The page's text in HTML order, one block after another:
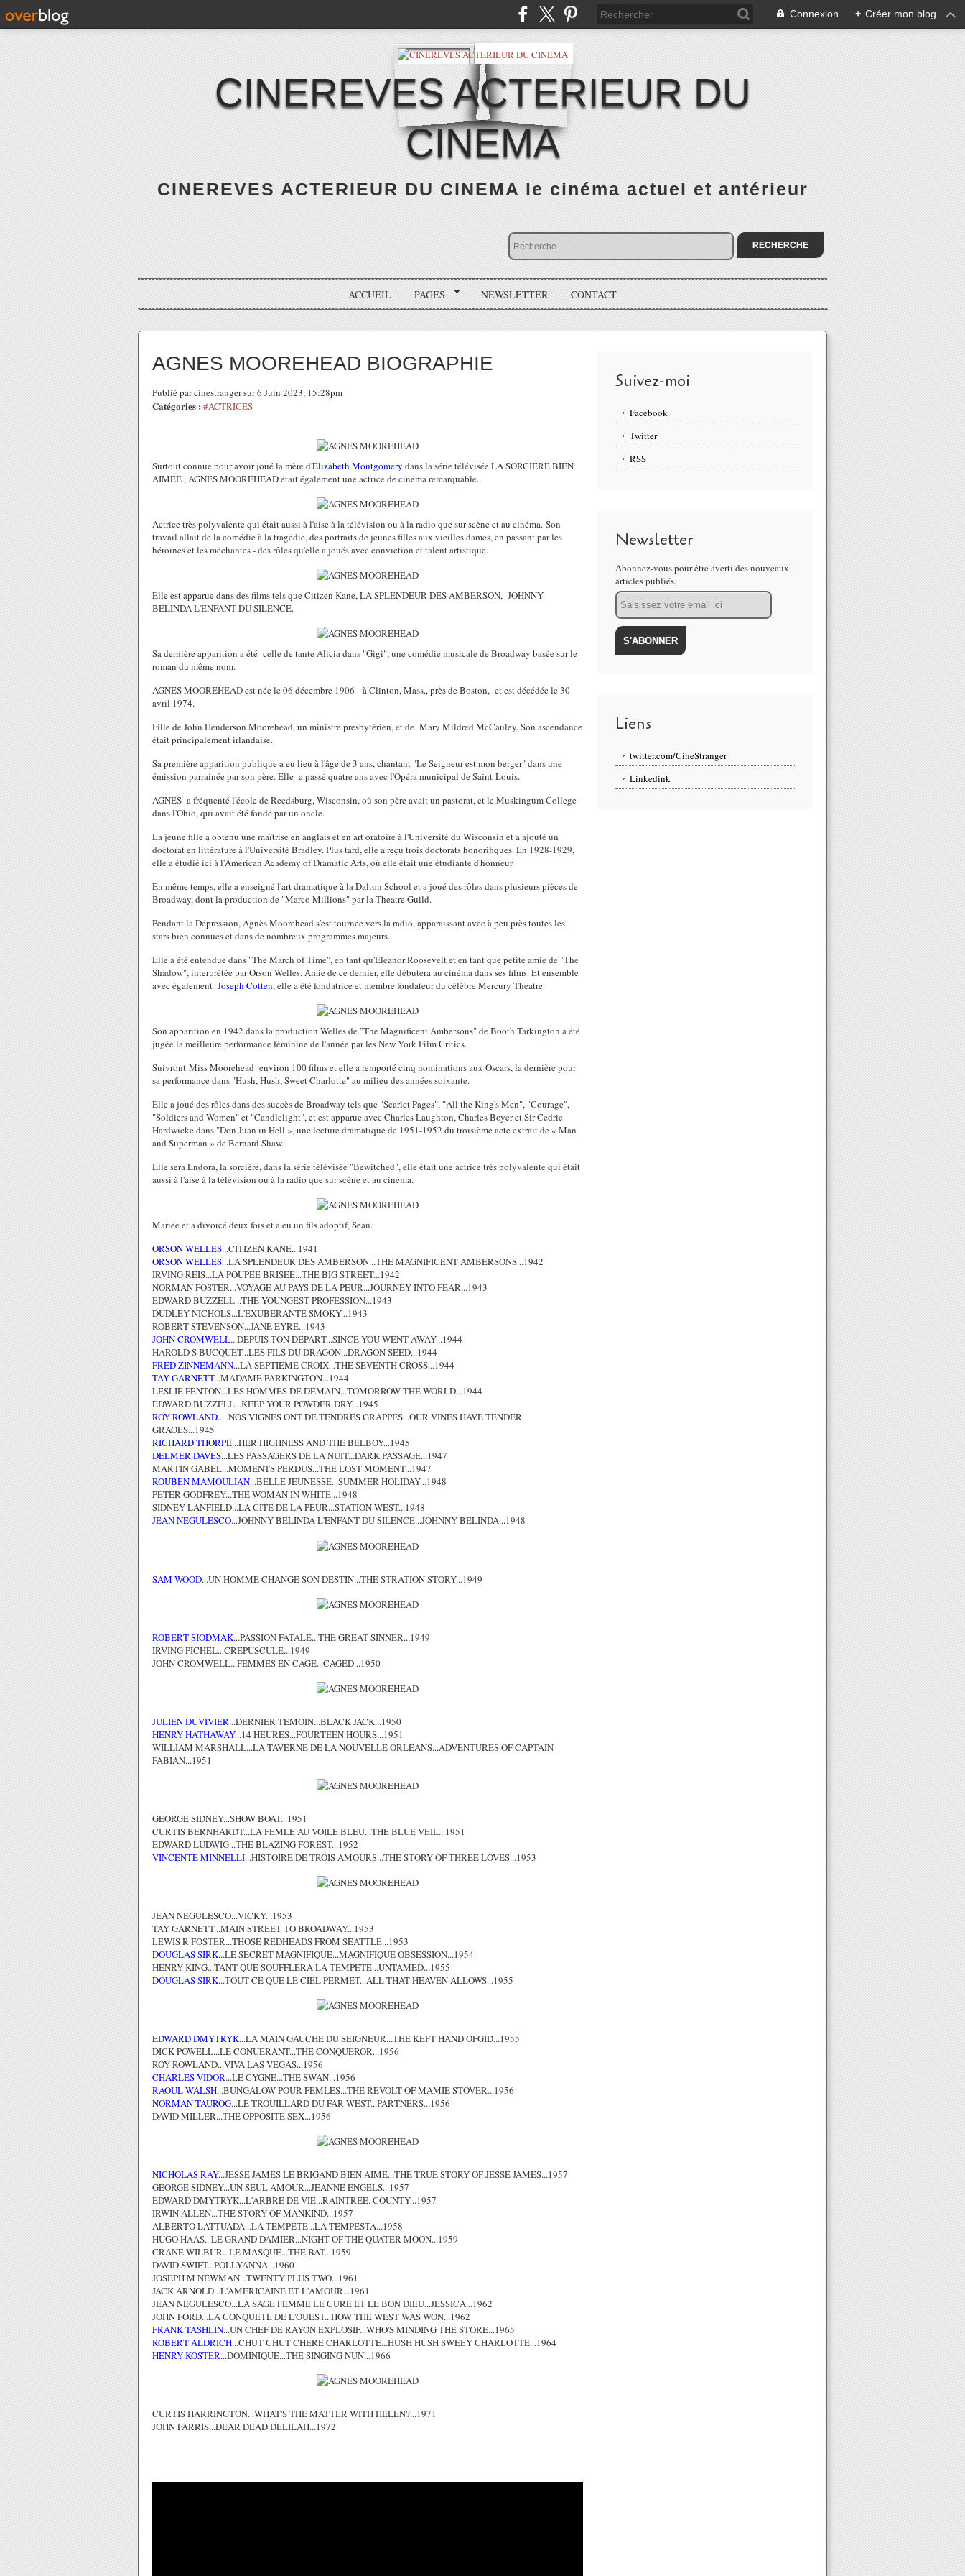
Connexion + Créer mon blog
CINEREVES ACTERIEUR DU
CINEMA
CINEREVES ACTERIEUR DU CINEMA le cinéma actuel et antérieur
ACCUEIL PAGES NEWSLETTER CONTACT
AGNES MOOREHEAD BIOGRAPHIE
Publié par cinestranger sur 6 Juin 2023, 15:28pm
Catégories : #ACTRICES
Surtout connue pour avoir joué la mère d'Elizabeth Montgomery dans la série télévisée LA SORCIERE BIEN
AIMEE , AGNES MOOREHEAD était également une actrice de cinéma remarquable.
Actrice très polyvalente qui était aussi à l'aise à la télévision ou à la radio que sur scène et au cinéma. Son
travail allait de la comédie à la tragédie, des portraits de jeunes filles aux vieilles dames, en passant par les
héroïnes et les méchantes - des rôles qu'elle a joués avec conviction et talent artistique.
Elle est apparue dans des films tels que Citizen Kane, LA SPLENDEUR DES AMBERSON, JOHNNY
BELINDA L'ENFANT DU SILENCE.
Sa dernière apparition a été celle de tante Alicia dans "Gigi", une comédie musicale de Broadway basée sur le
roman du même nom.
AGNES MOOREHEAD est née le 06 décembre 1906 à Clinton, Mass., près de Boston, et est décédée le 30
avril 1974.
Fille de John Henderson Moorehead, un ministre presbytérien, et de Mary Mildred McCauley. Son ascendance
était principalement irlandaise.
Sa première apparition publique a eu lieu à l'âge de 3 ans, chantant "Le Seigneur est mon berger" dans une
émission parrainée par son père. Elle a passé quatre ans avec l'Opéra municipal de Saint-Louis.
AGNES a fréquenté l'école de Reedsburg, Wisconsin, où son père avait un pastorat, et le Muskingum College
dans l'Ohio, qui avait été fondé par un oncle.
La jeune fille a obtenu une maîtrise en anglais et en art oratoire à l'Université du Wisconsin et a ajouté un
doctorat en littérature à l'Université Bradley. Plus tard, elle a reçu trois doctorats honorifiques. En 1928-1929,
elle a étudié ici à l'American Academy of Dramatic Arts, où elle était une étudiante d'honneur.
En même temps, elle a enseigné l'art dramatique à la Dalton School et a joué des rôles dans plusieurs pièces de
Broadway, dont la production de "Marco Millions" par la Theatre Guild.
Pendant la Dépression, Agnès Moorehead s'est tournée vers la radio, apparaissant avec à peu près toutes les
stars bien connues et dans de nombreux programmes majeurs.
Elle a été entendue dans "The March of Time", en tant qu'Eleanor Roosevelt et en tant que petite amie de "The
Shadow", interprétée par Orson Welles. Amie de ce dernier, elle débutera au cinéma dans ses films. Et ensemble
avec également Joseph Cotten, elle a été fondatrice et membre fondateur du célèbre Mercury Theatre.
Son apparition en 1942 dans la production Welles de "The Magnificent Ambersons" de Booth Tarkington a été
jugée la meilleure performance féminine de l'année par les New York Film Critics.
Suivront Miss Moorehead environ 100 films et elle a remporté cinq nominations aux Oscars, la dernière pour
sa performance dans "Hush, Hush, Sweet Charlotte" au milieu des années soixante.
Elle a joué des rôles dans des succès de Broadway tels que "Scarlet Pages", "All the King's Men", "Courage",
"Soldiers and Women" et "Candlelight", et est apparue avec Charles Laughton, Charles Boyer et Sir Cedric
Hardwicke dans "Don Juan in Hell », une lecture dramatique de 1951-1952 du troisième acte extrait de « Man
and Superman » de Bernard Shaw.
Elle sera Endora, la sorcière, dans la série télévisée "Bewitched", elle était une actrice très polyvalente qui était
aussi à l'aise à la télévision ou à la radio que sur scène et au cinéma.
Mariée et a divorcé deux fois et a eu un fils adoptif, Sean.
ORSON WELLES...CITIZEN KANE...1941
ORSON WELLES...LA SPLENDEUR DES AMBERSON...THE MAGNIFICENT AMBERSONS...1942
IRVING REIS...LA POUPEE BRISEE...THE BIG STREET...1942
NORMAN FOSTER...VOYAGE AU PAYS DE LA PEUR...JOURNEY INTO FEAR...1943
EDWARD BUZZELL...THE YOUNGEST PROFESSION...1943
DUDLEY NICHOLS...L'EXUBERANTE SMOKY...1943
ROBERT STEVENSON...JANE EYRE...1943
JOHN CROMWELL...DEPUIS TON DEPART...SINCE YOU WENT AWAY...1944
HAROLD S BUCQUET...LES FILS DU DRAGON...DRAGON SEED...1944
FRED ZINNEMANN...LA SEPTIEME CROIX...THE SEVENTH CROSS...1944
TAY GARNETT...MADAME PARKINGTON...1944
LESLIE FENTON...LES HOMMES DE DEMAIN...TOMORROW THE WORLD...1944
EDWARD BUZZELL...KEEP YOUR POWDER DRY...1945
ROY ROWLAND.....NOS VIGNES ONT DE TENDRES GRAPPES...OUR VINES HAVE TENDER
GRAOES...1945
RICHARD THORPE...HER HIGHNESS AND THE BELBOY...1945
DELMER DAVES...LES PASSAGERS DE LA NUIT...DARK PASSAGE...1947
MARTIN GABEL...MOMENTS PERDUS...THE LOST MOMENT...1947
ROUBEN MAMOULIAN...BELLE JEUNESSE...SUMMER HOLIDAY...1948
PETER GODFREY...THE WOMAN IN WHITE...1948
SIDNEY LANFIELD...LA CITE DE LA PEUR...STATION WEST...1948
JEAN NEGULESCO...JOHNNY BELINDA L'ENFANT DU SILENCE...JOHNNY BELINDA...1948
SAM WOOD...UN HOMME CHANGE SON DESTIN...THE STRATION STORY...1949
ROBERT SIODMAK...PASSION FATALE...THE GREAT SINNER...1949
IRVING PICHEL...CREPUSCULE...1949
JOHN CROMWELL...FEMMES EN CAGE...CAGED...1950
JULIEN DUVIVIER...DERNIER TEMOIN...BLACK JACK...1950
HENRY HATHAWAY...14 HEURES...FOURTEEN HOURS...1951
WILLIAM MARSHALL...LA TAVERNE DE LA NOUVELLE ORLEANS...ADVENTURES OF CAPTAIN
FABIAN...1951
GEORGE SIDNEY...SHOW BOAT...1951
CURTIS BERNHARDT...LA FEMLE AU VOILE BLEU...THE BLUE VEIL...1951
EDWARD LUDWIG...THE BLAZING FOREST...1952
VINCENTE MINNELLI...HISTOIRE DE TROIS AMOURS...THE STORY OF THREE LOVES...1953
JEAN NEGULESCO...VICKY...1953
TAY GARNETT...MAIN STREET TO BROADWAY...1953
LEWIS R FOSTER...THOSE REDHEADS FROM SEATTLE...1953
DOUGLAS SIRK...LE SECRET MAGNIFIQUE...MAGNIFIQUE OBSESSION...1954
HENRY KING...TANT QUE SOUFFLERA LA TEMPETE...UNTAMED...1955
DOUGLAS SIRK...TOUT CE QUE LE CIEL PERMET...ALL THAT HEAVEN ALLOWS...1955
EDWARD DMYTRYK...LA MAIN GAUCHE DU SEIGNEUR...THE KEFT HAND OFGID...1955
DICK POWELL...LE CONUERANT...THE CONQUEROR...1956
ROY ROWLAND...VIVA LAS VEGAS...1956
CHARLES VIDOR...LE CYGNE...THE SWAN...1956
RAOUL WALSH...BUNGALOW POUR FEMLES...THE REVOLT OF MAMIE STOVER...1956
NORMAN TAUROG...LE TROUILLARD DU FAR WEST...PARTNERS...1956
DAVID MILLER...THE OPPOSITE SEX...1956
NICHOLAS RAY...JESSE JAMES LE BRIGAND BIEN AIME...THE TRUE STORY OF JESSE JAMES...1957
GEORGE SIDNEY...UN SEUL AMOUR...JEANNE ENGELS...1957
EDWARD DMYTRYK...L'ARBRE DE VIE...RAINTREE. COUNTY...1957
IRWIN ALLEN...THE STORY OF MANKIND...1957
ALBERTO LATTUADA...LA TEMPETE...LA TEMPESTA...1958
HUGO HAAS...LE GRAND DAMIER...NIGHT OF THE QUATER MOON...1959
CRANE WILBUR...LE MASQUE...THE BAT...1959
DAVID SWIFT...POLLYANNA...1960
JOSEPH M NEWMAN...TWENTY PLUS TWO...1961
JACK ARNOLD...L'AMERICAINE ET L'AMOUR...1961
JEAN NEGULESCO...LA SAGE FEMME LE CURE ET LE BON DIEU...JESSICA...1962
JOHN FORD...LA CONQUETE DE L'OUEST...HOW THE WEST WAS WON...1962
FRANK TASHLIN...UN CHEF DE RAYON EXPLOSIF...WHO'S MINDING THE STORE...1965
ROBERT ALDRICH...CHUT CHUT CHERE CHARLOTTE...HUSH HUSH SWEEY CHARLOTTE...1964
HENRY KOSTER...DOMINIQUE...THE SINGING NUN...1966
CURTIS HARRINGTON...WHAT'S THE MATTER WITH HELEN?...1971
JOHN FARRIS...DEAR DEAD DELILAH...1972
Suivez-moi
Facebook
Twitter
RSS
Newsletter
Abonnez-vous pour être averti des nouveaux
articles publiés.
Email
Liens
twitter.com/CineStranger
Linkedink